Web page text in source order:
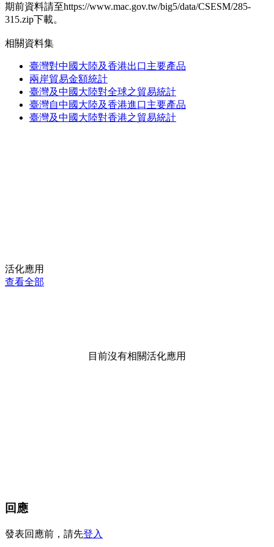
期前資料請至https://www.mac.gov.tw/big5/data/CSESM/285-
315.zip下載。
相關資料集
臺灣對中國大陸及香港出口主要產品
兩岸貿易金額統計
臺灣及中國大陸對全球之貿易統計
臺灣自中國大陸及香港進口主要產品
臺灣及中國大陸對香港之貿易統計
活化應用
查看全部
目前沒有相關活化應用
回應
發表回應前，請先登入